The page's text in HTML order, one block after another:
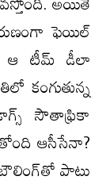
ఫెయిల్
ఆ టీమ్ డీలా
సౌతాఫ్రికా
ఆసీసేనా?
పాటు